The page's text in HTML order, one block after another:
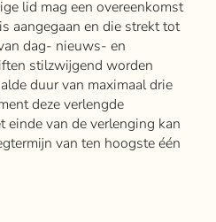
lid mag een overeenkomst
aangegaan en die strekt tot
dag- nieuws- en
stilzwijgend worden
duur van maximaal drie
deze verlengde
einde van de verlenging kan
van ten hoogste één